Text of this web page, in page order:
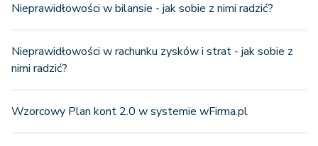
Nieprawidłowości w bilansie - jak sobie z nimi radzić?
Nieprawidłowości w rachunku zysków i strat - jak sobie z
nimi radzić?
Wzorcowy Plan kont 2.0 w systemie wFirma.pl